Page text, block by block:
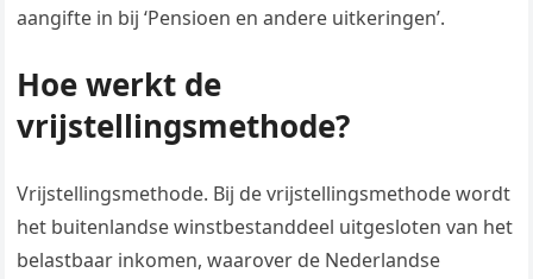
aangifte in bij ‘Pensioen en andere uitkeringen’.
Hoe werkt de
vrijstellingsmethode?
Vrijstellingsmethode. Bij de vrijstellingsmethode wordt
het buitenlandse winstbestanddeel uitgesloten van het
belastbaar inkomen, waarover de Nederlandse